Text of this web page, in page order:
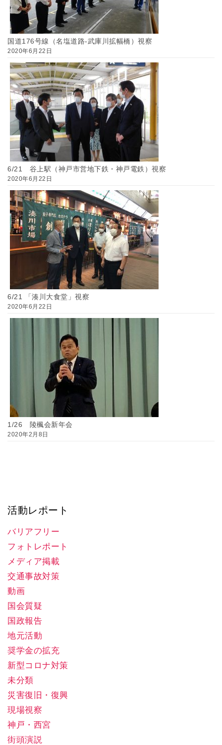
国道176号線（名塩道路-武庫川拡幅橋）視察
2020年6月22日
6/21 谷上駅（神戸市営地下鉄・神戸電鉄）視察
2020年6月22日
6/21 「湊川大食堂」視察
2020年6月22日
1/26 陵楓会新年会
2020年2月8日
活動レポート
バリアフリー
フォトレポート
メディア掲載
交通事故対策
動画
国会質疑
国政報告
地元活動
奨学金の拡充
新型コロナ対策
未分類
災害復旧・復興
現場視察
神戸・西宮
街頭演説